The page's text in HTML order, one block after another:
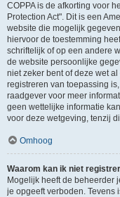
COPPA is de afkorting voor
Protection Act". Dit is een
website die mogelijk
hiervoor de toestemming
schriftelijk of op een andere
de website persoonlijke
niet zeker bent of deze wet
registreren van toepassing
raadgever voor meer
geen wettelijke informatie
voor deze wetgeving, tenzij
Omhoog
Waarom kan ik niet
Mogelijk heeft de beheerder
je opgeeft verboden. Tevens